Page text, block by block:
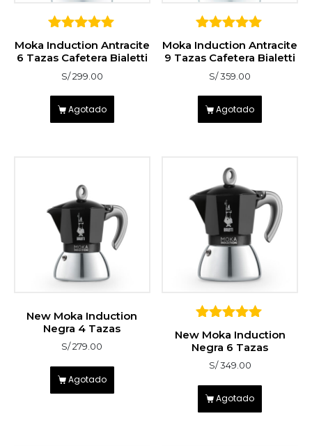
5
sobre 5
Moka Induction Antracite
6 Tazas Cafetera Bialetti
S/299.00
Agotado
5
sobre 5
Moka Induction Antracite
9 Tazas Cafetera Bialetti
S/359.00
Agotado
New Moka Induction
Negra 4 Tazas
S/279.00
Agotado
sobre 5
New Moka Induction
Negra 6 Tazas
S/349.00
Agotado